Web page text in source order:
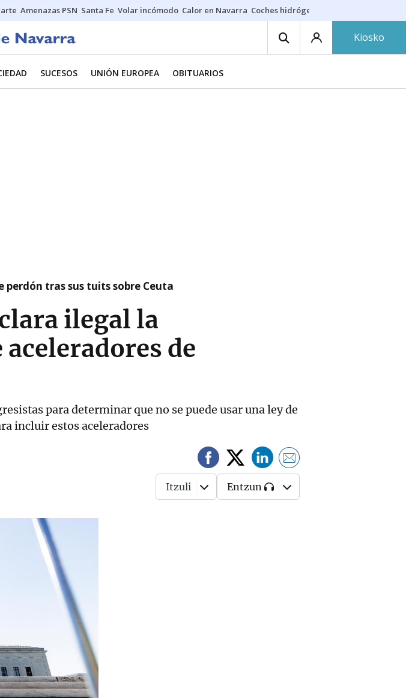
Amenazas PSN Santa Fe Volar incómodo Calor en Navarra Coches hidrógeno
Kiosko
SUCESOS UNIÓN EUROPEA OBITUARIOS
perdón tras sus tuits sobre Ceuta
ilegal la
de
para determinar que no se puede usar una ley de
incluir estos aceleradores
Itzuli Entzun